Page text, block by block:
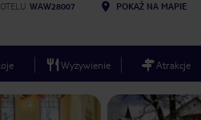
WAW28007 POKAŻ NA MAPIE
Wyżywienie Atrakcje